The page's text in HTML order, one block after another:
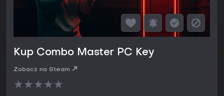
Kup Combo Master PC Key
Zobacz na Steam
★★★★★